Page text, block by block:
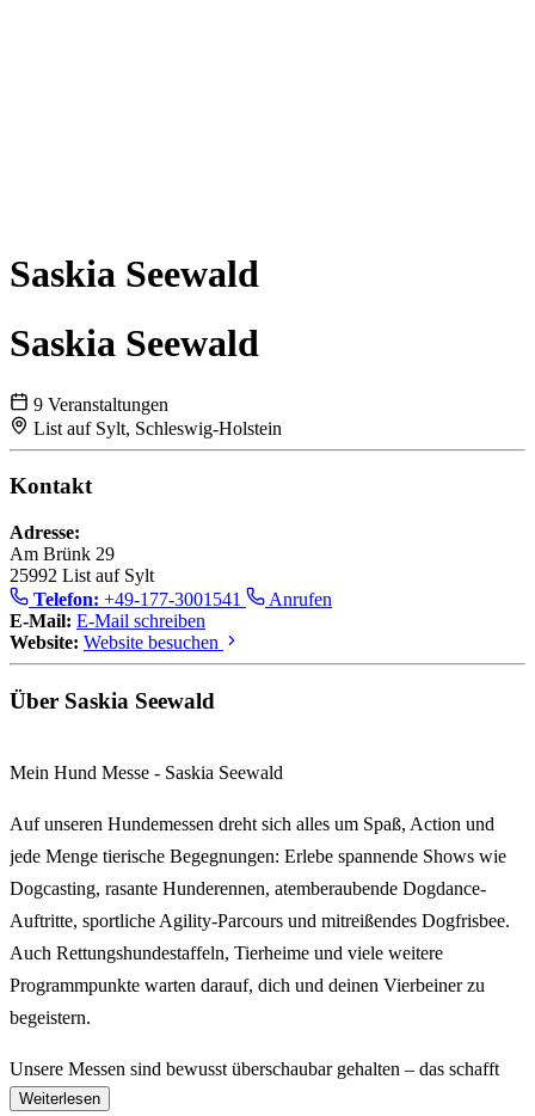
Saskia Seewald
Saskia Seewald
9 Veranstaltungen
List auf Sylt, Schleswig-Holstein
Kontakt
Adresse:
Am Brünk 29
25992 List auf Sylt
Telefon: +49-177-3001541
Anrufen
E-Mail: E-Mail schreiben
Website: Website besuchen
Über Saskia Seewald
Mein Hund Messe - Saskia Seewald
Auf unseren Hundemessen dreht sich alles um Spaß, Action und
jede Menge tierische Begegnungen: Erlebe spannende Shows wie
Dogcasting, rasante Hunderennen, atemberaubende Dogdance-
Auftritte, sportliche Agility-Parcours und mitreißendes Dogfrisbee.
Auch Rettungshundestaffeln, Tierheime und viele weitere
Programmpunkte warten darauf, dich und deinen Vierbeiner zu
begeistern.
Unsere Messen sind bewusst überschaubar gehalten – das schafft
eine entspannte Atmosphäre und macht es dir leicht, ins Gespräch zu
Weiterlesen